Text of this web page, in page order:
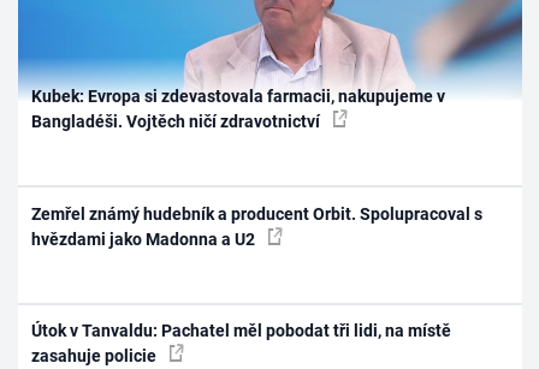
Kubek: Evropa si zdevastovala farmacii, nakupujeme v
Bangladéši. Vojtěch ničí zdravotnictví
Zemřel známý hudebník a producent Orbit. Spolupracoval s
hvězdami jako Madonna a U2
Útok v Tanvaldu: Pachatel měl pobodat tři lidi, na místě
zasahuje policie